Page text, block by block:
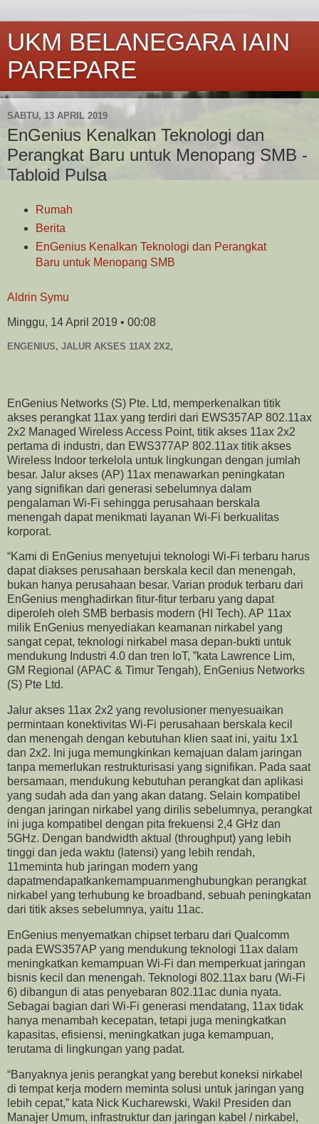
UKM BELANEGARA IAIN
PAREPARE
SABTU, 13 APRIL 2019
EnGenius Kenalkan Teknologi dan
Perangkat Baru untuk Menopang SMB -
Tabloid Pulsa
Rumah
Berita
EnGenius Kenalkan Teknologi dan Perangkat
Baru untuk Menopang SMB
Aldrin Symu
Minggu, 14 April 2019 • 00:08
ENGENIUS, JALUR AKSES 11AX 2X2,
EnGenius Networks (S) Pte. Ltd, memperkenalkan titik
akses perangkat 11ax yang terdiri dari EWS357AP 802.11ax
2x2 Managed Wireless Access Point, titik akses 11ax 2x2
pertama di industri, dan EWS377AP 802.11ax titik akses
Wireless Indoor terkelola untuk lingkungan dengan jumlah
besar. Jalur akses (AP) 11ax menawarkan peningkatan
yang signifikan dari generasi sebelumnya dalam
pengalaman Wi-Fi sehingga perusahaan berskala
menengah dapat menikmati layanan Wi-Fi berkualitas
korporat.
“Kami di EnGenius menyetujui teknologi Wi-Fi terbaru harus
dapat diakses perusahaan berskala kecil dan menengah,
bukan hanya perusahaan besar. Varian produk terbaru dari
EnGenius menghadirkan fitur-fitur terbaru yang dapat
diperoleh oleh SMB berbasis modern (HI Tech). AP 11ax
milik EnGenius menyediakan keamanan nirkabel yang
sangat cepat, teknologi nirkabel masa depan-bukti untuk
mendukung Industri 4.0 dan tren IoT, ”kata Lawrence Lim,
GM Regional (APAC & Timur Tengah), EnGenius Networks
(S) Pte Ltd.
Jalur akses 11ax 2x2 yang revolusioner menyesuaikan
permintaan konektivitas Wi-Fi perusahaan berskala kecil
dan menengah dengan kebutuhan klien saat ini, yaitu 1x1
dan 2x2. Ini juga memungkinkan kemajuan dalam jaringan
tanpa memerlukan restrukturisasi yang signifikan. Pada saat
bersamaan, mendukung kebutuhan perangkat dan aplikasi
yang sudah ada dan yang akan datang. Selain kompatibel
dengan jaringan nirkabel yang dirilis sebelumnya, perangkat
ini juga kompatibel dengan pita frekuensi 2,4 GHz dan
5GHz. Dengan bandwidth aktual (throughput) yang lebih
tinggi dan jeda waktu (latensi) yang lebih rendah,
11meminta hub jaringan modern yang
dapatmendapatkankemampuanmenghubungkan perangkat
nirkabel yang terhubung ke broadband, sebuah peningkatan
dari titik akses sebelumnya, yaitu 11ac.
EnGenius menyematkan chipset terbaru dari Qualcomm
pada EWS357AP yang mendukung teknologi 11ax dalam
meningkatkan kemampuan Wi-Fi dan memperkuat jaringan
bisnis kecil dan menengah. Teknologi 802.11ax baru (Wi-Fi
6) dibangun di atas penyebaran 802.11ac dunia nyata.
Sebagai bagian dari Wi-Fi generasi mendatang, 11ax tidak
hanya menambah kecepatan, tetapi juga meningkatkan
kapasitas, efisiensi, meningkatkan juga kemampuan,
terutama di lingkungan yang padat.
“Banyaknya jenis perangkat yang berebut koneksi nirkabel
di tempat kerja modern meminta solusi untuk jaringan yang
lebih cepat,” kata Nick Kucharewski, Wakil Presiden dan
Manajer Umum, infrastruktur dan jaringan kabel / nirkabel,